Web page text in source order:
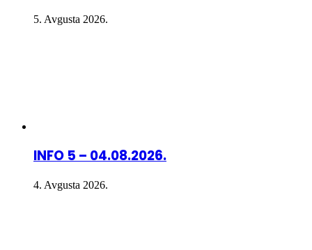
5. Avgusta 2026.
INFO 5 – 04.08.2026.
4. Avgusta 2026.